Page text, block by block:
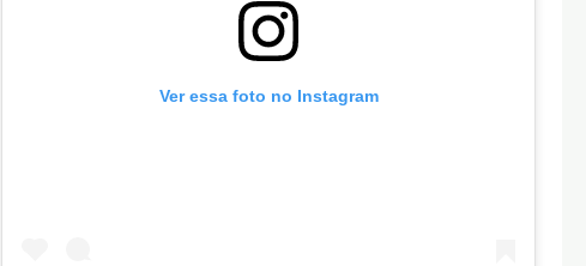
Ver essa foto no Instagram